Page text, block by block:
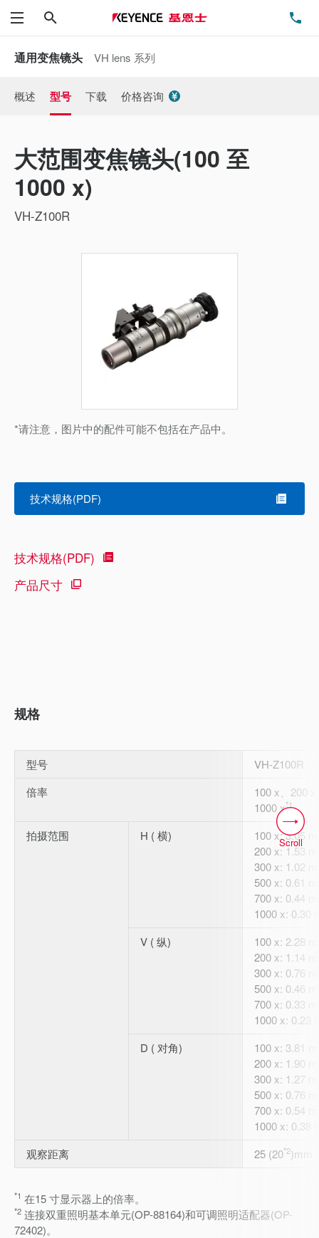
菜单
通用变焦镜头 VH lens 系列
概述 型号 下载 价格咨询
大范围变焦镜头(100 至
1000 x)
VH-Z100R
*请注意，图片中的配件可能不包括在产品中。
技术规格(PDF)
技术规格(PDF)
产品尺寸
规格
型号
VH-Z100R
倍率
100 x、200
1000 x*1
拍摄范围 H ( 横)
100 x: 3.05
200 x: 1.53
300 x: 1.02
500 x: 0.61
700 x: 0.44
1000 x: 0.30
V ( 纵)
100 x: 2.28
200 x: 1.14
300 x: 0.76
500 x: 0.46
700 x: 0.33
1000 x: 0.23
D ( 对角)
100 x: 3.81
200 x: 1.90
300 x: 1.27
500 x: 0.76
700 x: 0.54
1000 x: 0.38
观察距离
25 (20*2)mm
*1 在15 寸显示器上的倍率。
*2 连接双重照明基本单元(OP-88164)和可调照明适配器(OP-
72402)。
Scroll